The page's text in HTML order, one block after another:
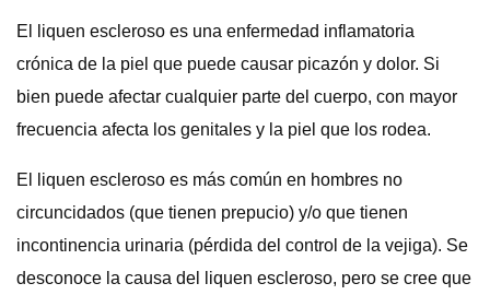
El liquen escleroso es una enfermedad inflamatoria
crónica de la piel que puede causar picazón y dolor. Si
bien puede afectar cualquier parte del cuerpo, con mayor
frecuencia afecta los genitales y la piel que los rodea.
El liquen escleroso es más común en hombres no
circuncidados (que tienen prepucio) y/o que tienen
incontinencia urinaria (pérdida del control de la vejiga). Se
desconoce la causa del liquen escleroso, pero se cree que